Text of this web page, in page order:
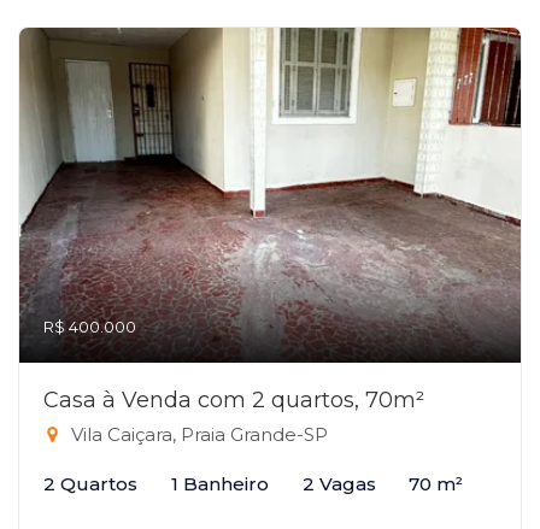
R$ 400.000
Casa à Venda com 2 quartos, 70m²
Vila Caiçara, Praia Grande-SP
2 Quartos 1 Banheiro 2 Vagas 70 m²